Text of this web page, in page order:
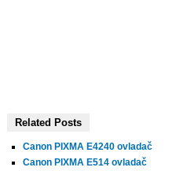
Related Posts
Canon PIXMA E4240 ovladač
Canon PIXMA E514 ovladač